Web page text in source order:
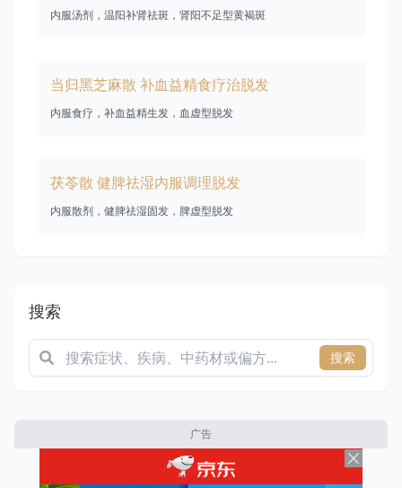
内服汤剂，温阳补肾祛斑，肾阳不足型黄褐斑
当归黑芝麻散 补血益精食疗治脱发
内服食疗，补血益精生发，血虚型脱发
茯苓散 健脾祛湿内服调理脱发
内服散剂，健脾祛湿固发，脾虚型脱发
搜索
搜索
广告